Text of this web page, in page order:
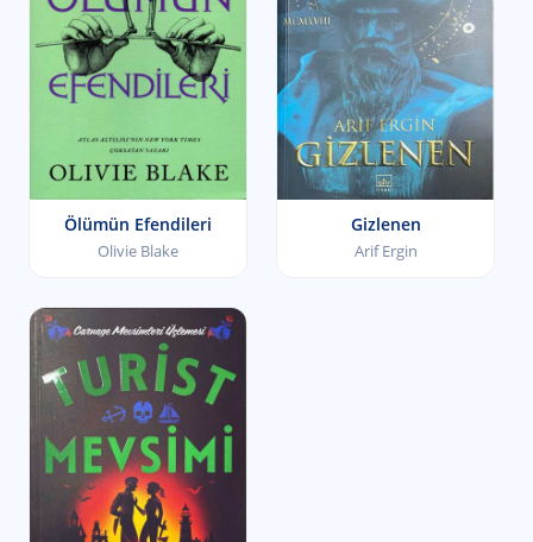
Ölümün Efendileri
Olivie Blake
Gizlenen
Arif Ergin